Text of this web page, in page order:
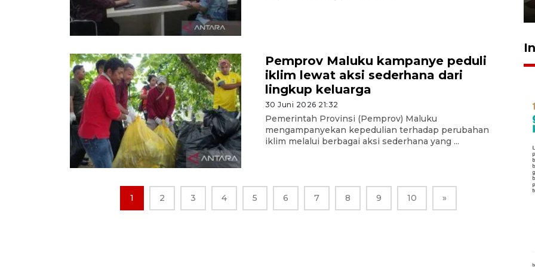
Pemprov Maluku kampanye peduli
iklim lewat aksi sederhana dari
lingkup keluarga
30 Juni 2026 21:32
Pemerintah Provinsi (Pemprov) Maluku
mengampanyekan kepedulian terhadap perubahan
iklim melalui berbagai aksi sederhana yang ...
1 2 3 4 5 6 7 8 9 10 »